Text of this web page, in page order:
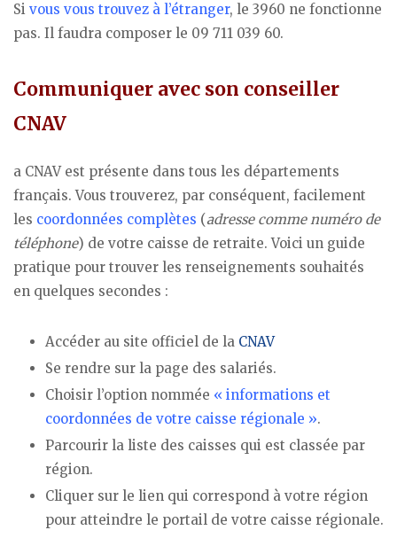
Si vous vous trouvez à l’étranger, le 3960 ne fonctionne
pas. Il faudra composer le 09 711 039 60.
Communiquer avec son conseiller
CNAV
a CNAV est présente dans tous les départements
français. Vous trouverez, par conséquent, facilement
les coordonnées complètes (adresse comme numéro de
téléphone) de votre caisse de retraite. Voici un guide
pratique pour trouver les renseignements souhaités
en quelques secondes :
Accéder au site officiel de la CNAV
Se rendre sur la page des salariés.
Choisir l’option nommée « informations et
coordonnées de votre caisse régionale ».
Parcourir la liste des caisses qui est classée par
région.
Cliquer sur le lien qui correspond à votre région
pour atteindre le portail de votre caisse régionale.